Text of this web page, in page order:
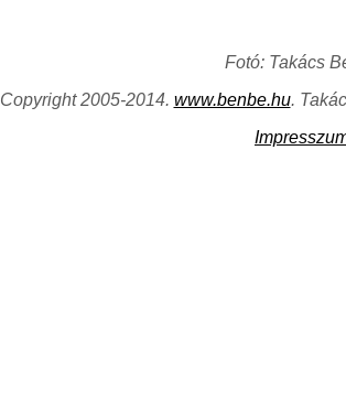
Fotó: Takács
Copyright 2005-2014. www.benbe.hu.